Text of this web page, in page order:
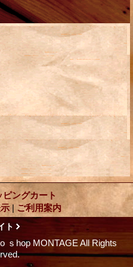
ピングカート
| ご利用案内
ト
ｓhop MONTAGE All Rights